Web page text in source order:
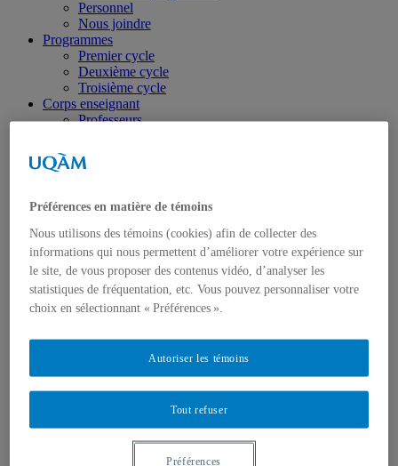
Personnel
Nous joindre
Programmes
Premier cycle
Deuxième cycle
Troisième cycle
Corps enseignant
Professeurs
Chargés de cours Hiver 2026
Outils et ressources
Bibliothèque
Guides pour les étudiant.e.s histoire
Horaires et plans de cours
Horaire du monitorat de programme
Langues anciennes
Liens incontournables
Règlements pédagogiques du département d’histoire
Style Zotero du département
Recherche
Chaires et groupes de recherche
Profils académiques étudiants
Thèses et mémoires
Préférences en matière de témoins
Nous utilisons des témoins (cookies) afin de collecter des
informations qui nous permettent d’améliorer votre expérience sur
le site, de vous proposer des contenus vidéo, d’analyser les
statistiques de fréquentation, etc. Vous pouvez personnaliser votre
choix en sélectionnant « Préférences ».
Tout refuser
Autoriser les témoins
Préférences